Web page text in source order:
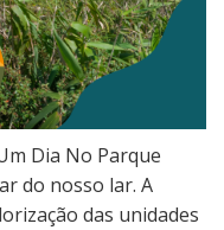
Dia No Parque
do nosso lar. A
das unidades